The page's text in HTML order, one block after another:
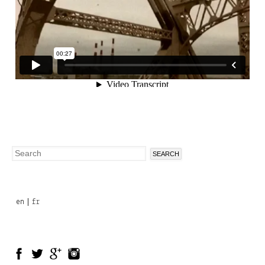
Search
en fr